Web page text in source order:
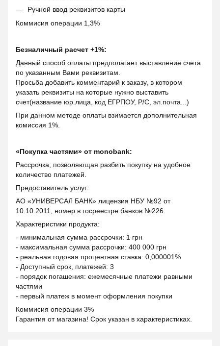
Ручной ввод реквизитов карты
Коммисия операции 1,3%
Безналичный расчет +1%:
Данный способ оплаты предполагает выставление счета
по указанным Вами реквизитам.
Просьба добавить комментарий к заказу, в котором
указать реквизиты на которые нужно выставить
счет(название юр.лица, код ЕГРПОУ, Р/С, эл.почта...)
При данном методе оплаты взимается дополнительная
комиссия 1%.
«Покупка частями» от monobank:
Рассрочка, позволяющая разбить покупку на удобное
количество платежей.
Предоставитель услуг:
АО «УНИВЕРСАЛ БАНК» лицензия НБУ №92 от
10.10.2011, номер в госреестре банков №226.
Характеристики продукта:
- минимальная сумма рассрочки: 1 грн
- максимальная сумма рассрочки: 400 000 грн
- реальная годовая процентная ставка: 0,000001%
- Доступный срок, платежей: 3
- порядок погашения: ежемесячные платежи равными
частями
- первый платеж в момент оформления покупки
Коммисия операции 3%
Гарантия от магазина! Срок указан в характеристиках.